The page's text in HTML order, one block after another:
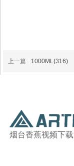
上一篇 1000ML(316)
烟台香蕉视频下